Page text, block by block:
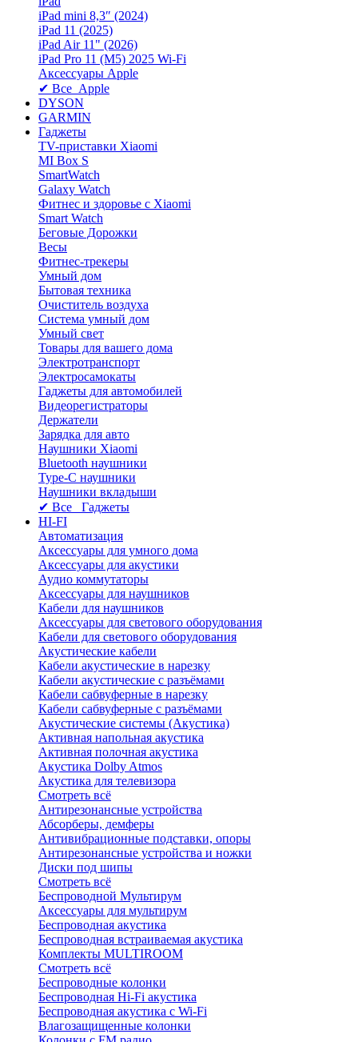
iPad mini 8,3″ (2024)
iPad 11 (2025)
iPad Air 11" (2026)
iPad Pro 11 (M5) 2025 Wi-Fi
Аксессуары Apple
✔ Все Apple
DYSON
GARMIN
Гаджеты
TV-приставки Xiaomi
MI Box S
SmartWatch
Galaxy Watch
Фитнес и здоровье с Xiaomi
Smart Watch
Беговые Дорожки
Весы
Фитнес-трекеры
Умный дом
Бытовая техника
Очиститель воздуха
Система умный дом
Умный свет
Товары для вашего дома
Электротранспорт
Электросамокаты
Гаджеты для автомобилей
Видеорегистраторы
Держатели
Зарядка для авто
Наушники Xiaomi
Bluetooth наушники
Type-C наушники
Наушники вкладыши
✔ Все Гаджеты
HI-FI
Автоматизация
Аксессуары для умного дома
Аксессуары для акустики
Аудио коммутаторы
Аксессуары для наушников
Кабели для наушников
Аксессуары для светового оборудования
Кабели для светового оборудования
Акустические кабели
Кабели акустические в нарезку
Кабели акустические с разъёмами
Кабели сабвуферные в нарезку
Кабели сабвуферные с разъёмами
Акустические системы (Акустика)
Активная напольная акустика
Активная полочная акустика
Акустика Dolby Atmos
Акустика для телевизора
Смотреть всё
Антирезонансные устройства
Абсорберы, демферы
Антивибрационные подставки, опоры
Антирезонансные устройства и ножки
Диски под шипы
Смотреть всё
Беспроводной Мультирум
Аксессуары для мультирум
Беспроводная акустика
Беспроводная встраиваемая акустика
Комплекты MULTIROOM
Смотреть всё
Беспроводные колонки
Беспроводная Hi-Fi акустика
Беспроводная акустика с Wi-Fi
Влагозащищенные колонки